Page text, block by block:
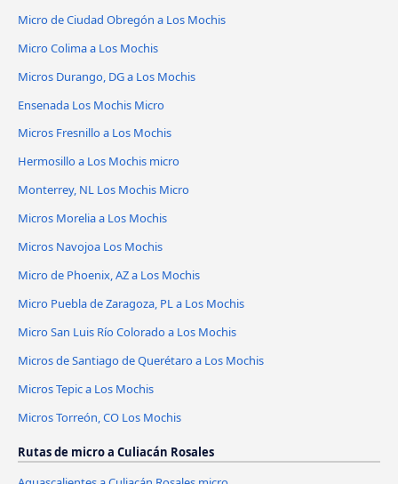
Micro de Ciudad Obregón a Los Mochis
Micro Colima a Los Mochis
Micros Durango, DG a Los Mochis
Ensenada Los Mochis Micro
Micros Fresnillo a Los Mochis
Hermosillo a Los Mochis micro
Monterrey, NL Los Mochis Micro
Micros Morelia a Los Mochis
Micros Navojoa Los Mochis
Micro de Phoenix, AZ a Los Mochis
Micro Puebla de Zaragoza, PL a Los Mochis
Micro San Luis Río Colorado a Los Mochis
Micros de Santiago de Querétaro a Los Mochis
Micros Tepic a Los Mochis
Micros Torreón, CO Los Mochis
Rutas de micro a Culiacán Rosales